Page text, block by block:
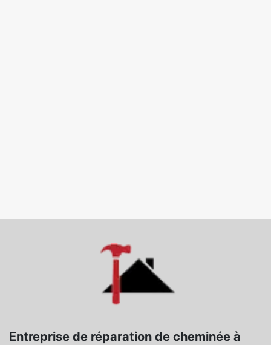
Entreprise de réparation de cheminée à